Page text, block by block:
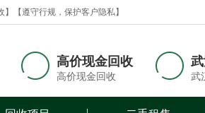
【遵守行规，保护客户隐私】
高价现金回收
高价现金回收 武